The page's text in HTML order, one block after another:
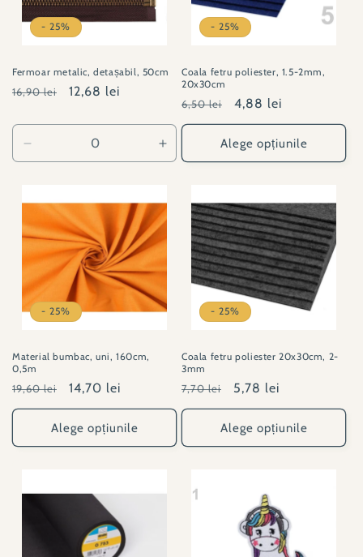
- 25%
Fermoar metalic, detașabil, 50cm
Preț
16,90 lei
Preț
12,68 lei
cantitatea
LS#280233-
304
Creșteți
cantitatea
LS#280233-
304
- 25%
Coala fetru poliester, 1.5-2mm,
20x30cm
Preț
obișnuit
6,50 lei
Preț
redus
4,88 lei
Alege opțiunile
- 25%
Material bumbac, uni, 160cm,
0,5m
Preț
obișnuit
19,60 lei
Preț
redus
14,70 lei
Alege opțiunile
- 25%
Coala fetru poliester 20x30cm, 2-
3mm
Preț
obișnuit
7,70 lei
Preț
redus
5,78 lei
Alege opțiunile